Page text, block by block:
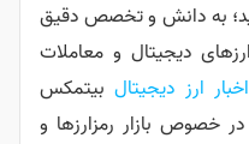
به دانش و تخصص دقیق
دیجیتال و معاملات
اخبار ارز دیجیتال بیتمکس
خصوص بازار رمزارزها و